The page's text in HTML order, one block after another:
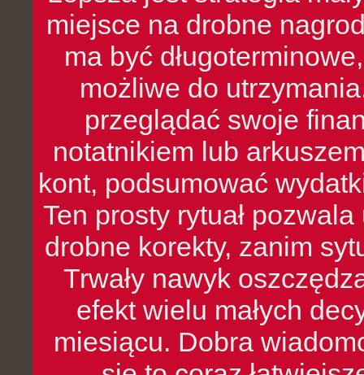
miejsce na drobne
ma być
możliwe do
przeglądać swoje
notatnikiem lub
kont, podsumować
Ten prosty rytuał
drobne korekty, zanim
Trwały nawyk
efekt wielu małych
miesiącu. Dobra